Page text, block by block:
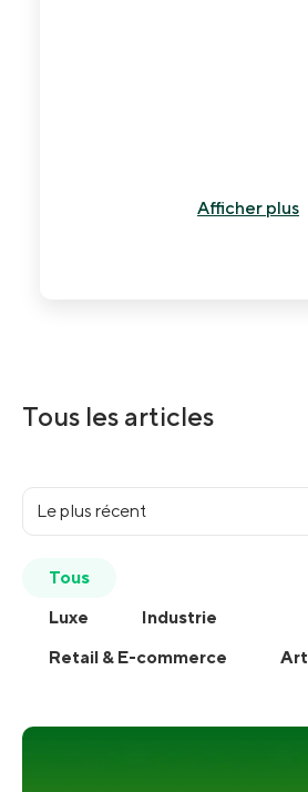
Afficher plus
Tous les articles
Tous
Luxe
Industrie
Retail & E-commerce
Art
Le plus récent